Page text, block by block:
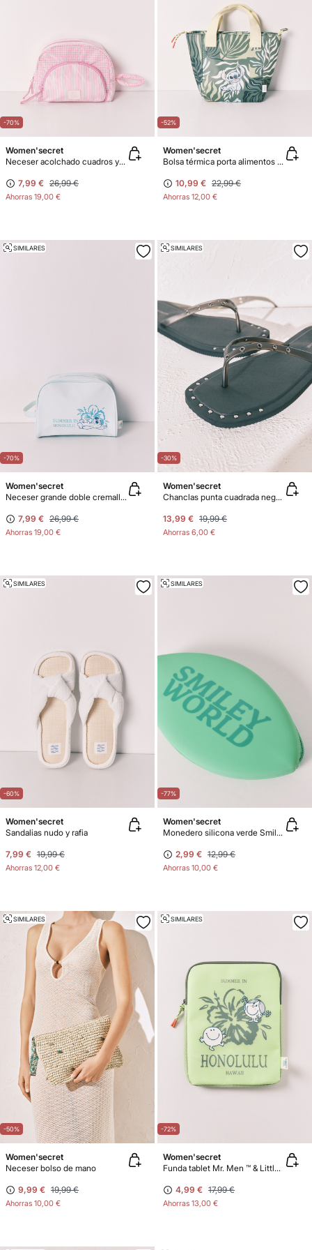
-70%
Women'secret
Neceser acolchado cuadros y rayas rosa
7,99 € 26,99 €
Ahorras 19,00 €
-52%
Women'secret
Bolsa térmica porta alimentos Stitch
10,99 € 22,99 €
Ahorras 12,00 €
-70%
SIMILARES
Women'secret
Neceser grande doble cremallera Stitch
7,99 € 26,99 €
Ahorras 19,00 €
-30%
SIMILARES
Women'secret
Chanclas punta cuadrada negras tachuelas
13,99 € 19,99 €
Ahorras 6,00 €
-60%
SIMILARES
Women'secret
Sandalias nudo y rafia
7,99 € 19,99 €
Ahorras 12,00 €
-77%
SIMILARES
Women'secret
Monedero silicona verde SmileyWorld®
2,99 € 12,99 €
Ahorras 10,00 €
-50%
SIMILARES
Women'secret
Neceser bolso de mano
9,99 € 19,99 €
Ahorras 10,00 €
-72%
SIMILARES
Women'secret
Funda tablet Mr. Men ™ & Little Miss™
4,99 € 17,99 €
Ahorras 13,00 €